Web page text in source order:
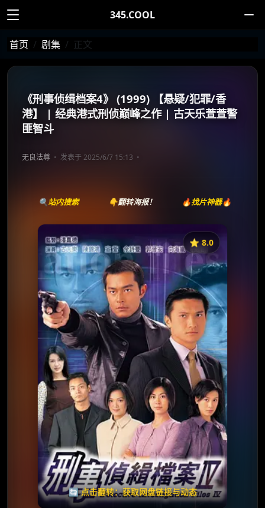
345.COOL
首页 剧集 正文
《刑事侦缉档案4》 (1999) 【悬疑/犯罪/香
港】 | 经典港式刑侦巅峰之作 | 古天乐萱萱警
匪智斗
无良法尊 发表于 2025/6/7 15:13
🔍站内搜索 👇翻转海报！ 🔥找片神器🔥
⭐️ 8.0
🔄 点击翻转：获取网盘链接与动态
《
刑事侦缉档案4》
⭐
收藏
⭐️ 评分：8.0
✅ 已完结
夸克网盘
失效请反馈
🧧️
天天领红包